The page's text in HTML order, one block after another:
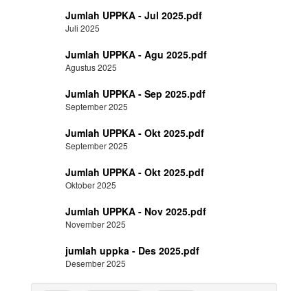
Jumlah UPPKA - Jul 2025.pdf
Juli 2025
Jumlah UPPKA - Agu 2025.pdf
Agustus 2025
Jumlah UPPKA - Sep 2025.pdf
September 2025
Jumlah UPPKA - Okt 2025.pdf
September 2025
Jumlah UPPKA - Okt 2025.pdf
Oktober 2025
Jumlah UPPKA - Nov 2025.pdf
November 2025
jumlah uppka - Des 2025.pdf
Desember 2025